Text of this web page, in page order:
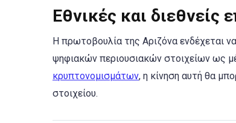
Εθνικές και διεθνείς
Η πρωτοβουλία της Αριζόνα ενδέχεται
ψηφιακών περιουσιακών στοιχείων ως
κρυπτονομισμάτων, η κίνηση αυτή θα
στοιχείου.